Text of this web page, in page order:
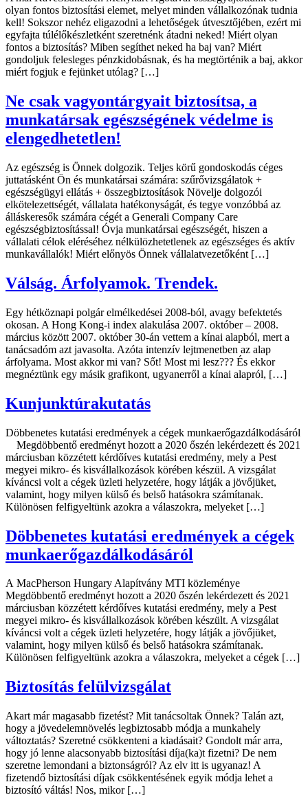
olyan fontos biztosítási elemet, melyet minden vállalkozónak tudnia
kell! Sokszor nehéz eligazodni a lehetőségek útvesztőjében, ezért mi
egyfajta túlélőkészletként szeretnénk átadni neked! Miért olyan
fontos a biztosítás? Miben segíthet neked ha baj van? Miért
gondoljuk felesleges pénzkidobásnak, és ha megtörténik a baj, akkor
miért fogjuk e fejünket utólag? […]
Ne csak vagyontárgyait biztosítsa, a
munkatársak egészségének védelme is
elengedhetetlen!
Az egészség is Önnek dolgozik. Teljes körű gondoskodás céges
juttatásként Ön és munkatársai számára: szűrővizsgálatok +
egészségügyi ellátás + összegbiztosítások Növelje dolgozói
elkötelezettségét, vállalata hatékonyságát, és tegye vonzóbbá az
álláskeresők számára cégét a Generali Company Care
egészségbiztosítással! Óvja munkatársai egészségét, hiszen a
vállalati célok eléréséhez nélkülözhetetlenek az egészséges és aktív
munkavállalók! Miért előnyös Önnek vállalatvezetőként […]
Válság. Árfolyamok. Trendek.
Egy hétköznapi polgár elmélkedései 2008-ból, avagy befektetés
okosan. A Hong Kong-i index alakulása 2007. október – 2008.
március között 2007. október 30-án vettem a kínai alapból, mert a
tanácsadóm azt javasolta. Azóta intenzív lejtmenetben az alap
árfolyama. Most akkor mi van? Sőt! Most mi lesz??? És ekkor
megnéztünk egy másik grafikont, ugyanerről a kínai alapról, […]
Kunjunktúrakutatás
Döbbenetes kutatási eredmények a cégek munkaerőgazdálkodásáról
Megdöbbentő eredményt hozott a 2020 őszén lekérdezett és 2021
márciusban közzétett kérdőíves kutatási eredmény, mely a Pest
megyei mikro- és kisvállalkozások körében készül. A vizsgálat
kíváncsi volt a cégek üzleti helyzetére, hogy látják a jövőjüket,
valamint, hogy milyen külső és belső hatásokra számítanak.
Különösen felfigyeltünk azokra a válaszokra, melyeket […]
Döbbenetes kutatási eredmények a cégek
munkaerőgazdálkodásáról
A MacPherson Hungary Alapítvány MTI közleménye
Megdöbbentő eredményt hozott a 2020 őszén lekérdezett és 2021
márciusban közzétett kérdőíves kutatási eredmény, mely a Pest
megyei mikro- és kisvállalkozások körében készült. A vizsgálat
kíváncsi volt a cégek üzleti helyzetére, hogy látják a jövőjüket,
valamint, hogy milyen külső és belső hatásokra számítanak.
Különösen felfigyeltünk azokra a válaszokra, melyeket a cégek […]
Biztosítás felülvizsgálat
Akart már magasabb fizetést? Mit tanácsoltak Önnek? Talán azt,
hogy a jövedelemnövelés legbiztosabb módja a munkahely
változtatás? Szeretné csökkenteni a kiadásait? Gondolt már arra,
hogy jó lenne alacsonyabb biztosítási díja(ka)t fizetni? De nem
szeretne lemondani a biztonságról? Az elv itt is ugyanaz! A
fizetendő biztosítási díjak csökkentésének egyik módja lehet a
biztosító váltás! Nos, mikor […]